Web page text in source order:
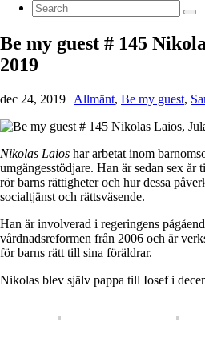
Be my guest # 145
2019
dec 24, 2019 | Allmänt, Be my guest,
Nikolas Laios har arbetat inom
umgängesstödjare. Han är sedan sex år
rör barns rättigheter och hur dessa
socialtjänst och rättsväsende.
Han är involverad i regeringens
vårdnadsreformen från 2006 och är
för barns rätt till sina föräldrar.
Nikolas blev själv pappa till Iosef i